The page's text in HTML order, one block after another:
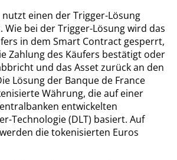
nutzt einen der Trigger-Lösung
Wie bei der Trigger-Lösung wird das
in dem Smart Contract gesperrt,
Zahlung des Käufers bestätigt oder
und das Asset zurück an den
Lösung der Banque de France
Währung, die auf einer
entwickelten
Technologie (DLT) basiert. Auf
die tokenisierten Euros